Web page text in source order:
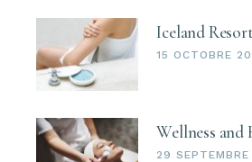
Iceland
15 OCTOBRE
Wellness and
29